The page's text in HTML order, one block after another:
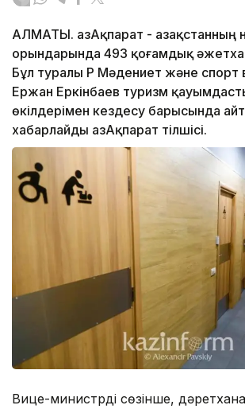
АЛМАТЫ. ҚазАқпарат - Қазақстанның
орындарында 493 қоғамдық
Бұл туралы ҚР Мәдениет және спорт
Ержан Еркінбаев туризм
өкілдерімен кездесу барысында
хабарлайды ҚазАқпарат тілшісі.
Вице-министрдің сөзінше,